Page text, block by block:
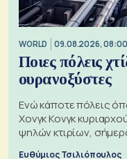
WORLD 09.08.2026, 08:00
Ποιες πόλεις
ουρανοξύστες
Ενώ κάποτε πόλεις
Χονγκ Κονγκ
ψηλών κτιρίων,
προς την Ασία
Ευθύμιος Τσιλιόπουλος